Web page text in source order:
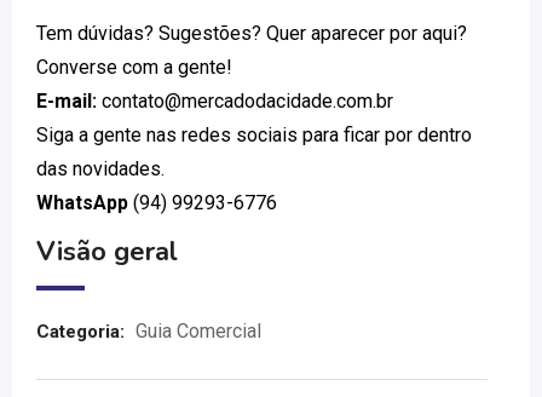
Tem dúvidas? Sugestões? Quer aparecer por aqui?
Converse com a gente!
E-mail: contato@mercadodacidade.com.br
Siga a gente nas redes sociais para ficar por dentro
das novidades.
WhatsApp (94) 99293-6776
Visão geral
Categoria: Guia Comercial